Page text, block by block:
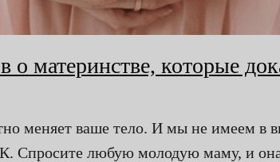
о материнстве, которые
меняет ваше тело. И мы не имеем
Спросите любую молодую маму, и